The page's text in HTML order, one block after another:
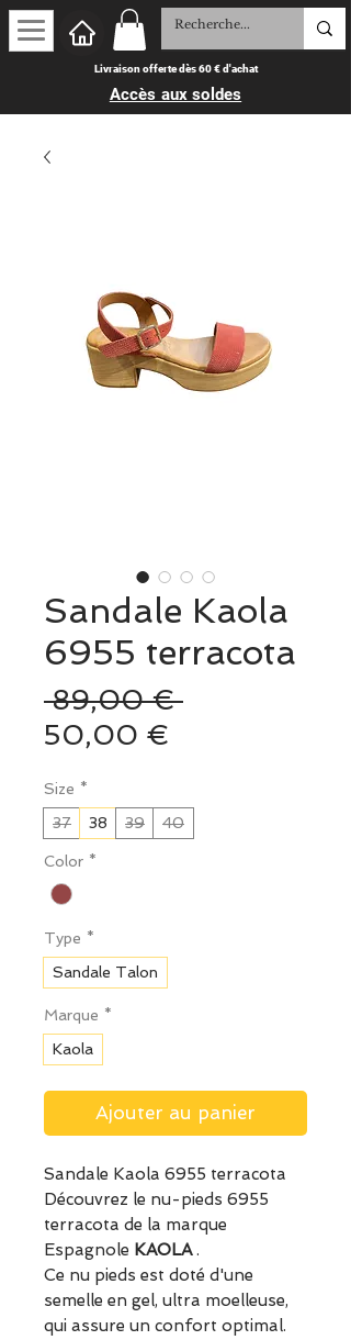
Livraison offerte dès 60 € d'achat
Accès aux soldes
Sandale Kaola
6955 terracota
89,00 € Prix
50,00 €
Size *
37
38 39 40
Color *
Type *
Sandale Talon
Marque *
Kaola
Ajouter au panier
Sandale Kaola 6955 terracota
Découvrez le nu-pieds 6955
terracota de la marque
Espagnole KAOLA.
Ce nu pieds est doté d'une
semelle en gel, ultra moelleuse,
qui assure un confort optimal.